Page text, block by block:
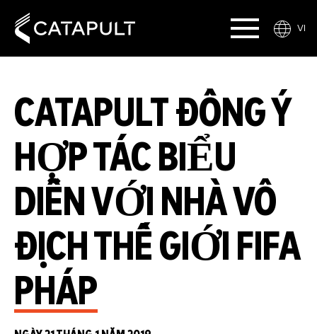
VI
CATAPULT ĐỒNG Ý
HỢP TÁC BIỂU
DIỄN VỚI NHÀ VÔ
ĐỊCH THẾ GIỚI FIFA
PHÁP